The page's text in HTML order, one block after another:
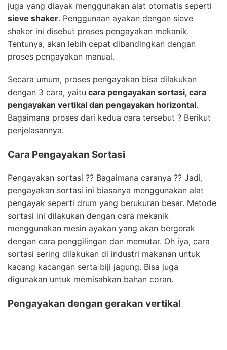
juga yang diayak menggunakan alat otomatis seperti
sieve shaker. Penggunaan ayakan dengan sieve
shaker ini disebut proses pengayakan mekanik.
Tentunya, akan lebih cepat dibandingkan dengan
proses pengayakan manual.
Secara umum, proses pengayakan bisa dilakukan
dengan 3 cara, yaitu cara pengayakan sortasi, cara
pengayakan vertikal dan pengayakan horizontal.
Bagaimana proses dari kedua cara tersebut ? Berikut
penjelasannya.
Cara Pengayakan Sortasi
Pengayakan sortasi ?? Bagaimana caranya ?? Jadi,
pengayakan sortasi ini biasanya menggunakan alat
pengayak seperti drum yang berukuran besar. Metode
sortasi ini dilakukan dengan cara mekanik
menggunakan mesin ayakan yang akan bergerak
dengan cara penggilingan dan memutar. Oh iya, cara
sortasi sering dilakukan di industri makanan untuk
kacang kacangan serta biji jagung. Bisa juga
digunakan untuk memisahkan bahan coran.
Pengayakan dengan gerakan vertikal